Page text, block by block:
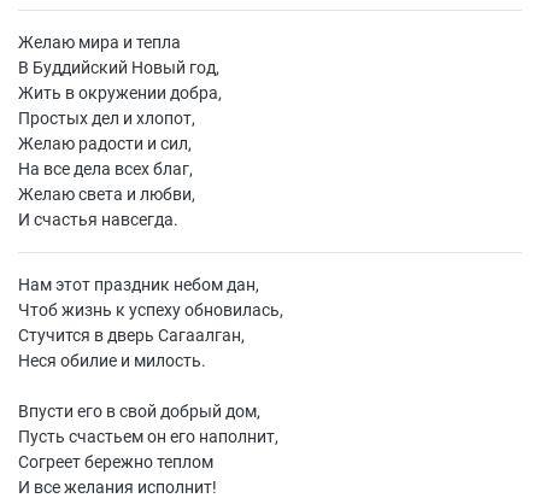
Желаю мира и тепла
В Буддийский Новый год,
Жить в окружении добра,
Простых дел и хлопот,
Желаю радости и сил,
На все дела всех благ,
Желаю света и любви,
И счастья навсегда.
Нам этот праздник небом дан,
Чтоб жизнь к успеху обновилась,
Стучится в дверь Сагаалган,
Неся обилие и милость.
Впусти его в свой добрый дом,
Пусть счастьем он его наполнит,
Согреет бережно теплом
И все желания исполнит!